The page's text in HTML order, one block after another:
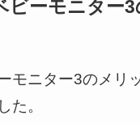
ビーモニター3
モニター3のメリ
た。